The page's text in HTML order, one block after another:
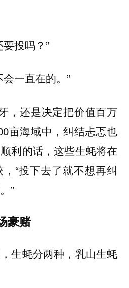
投吗？”
一直在的。”
，还是决定把价值百万
亩海域中，纠结忐忑也
利的话，这些生蚝将在
“投下去了就不想再纠
”
豪赌
生蚝分两种，乳山生蚝